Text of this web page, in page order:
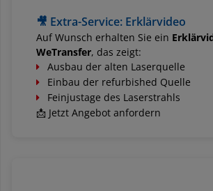
🎥 Extra-Service: Erklärvideo
Auf Wunsch erhalten Sie ein
WeTransfer, das zeigt:
Ausbau der alten Laserquelle
Einbau der refurbished Quelle
Feinjustage des Laserstrahls
📩 Jetzt Angebot anfordern